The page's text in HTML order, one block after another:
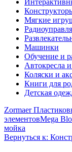
Мягкие
Машинки
Обучение и
Автокресла
Коляски и
Книги для
Детская
Zormaer
элементовMega
мойка
Вернуться к: